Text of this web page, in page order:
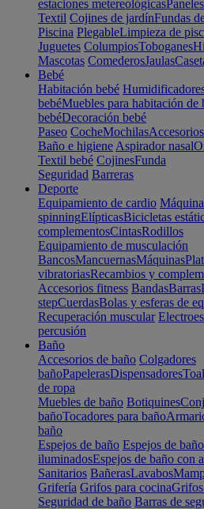
estaciones metereológicasPaneles
Textil Cojines de jardínFundas
Piscina PlegableLimpieza de
Juguetes ColumpiosToboganes
Mascotas ComederosJaulas
Bebé
Habitación bebé
bebéMuebles para habitación de
bebéDecoración bebé
Paseo CocheMochilasAccesorios
Baño e higiene Aspirador nasal
Textil bebé CojinesFunda
Seguridad Barreras
Deporte
Equipamiento de cardio
spinningElípticasBicicletas
complementosCintasRodillos
Equipamiento de musculación
BancosMancuernasMáquinas
vibratoriasRecambios y
Accesorios fitness BandasBarras
stepCuerdasBolas y esferas de
Recuperación muscular
percusión
Baño
Accesorios de baño Colgadores
bañoPapelerasDispensadores
de ropa
Muebles de baño Botiquines
bañoTocadores para baño
baño
Espejos de baño Espejos de
iluminadosEspejos de baño con
Sanitarios BañerasLavabos
Grifería Grifos para cocinaGrifos
Seguridad de baño Barras de